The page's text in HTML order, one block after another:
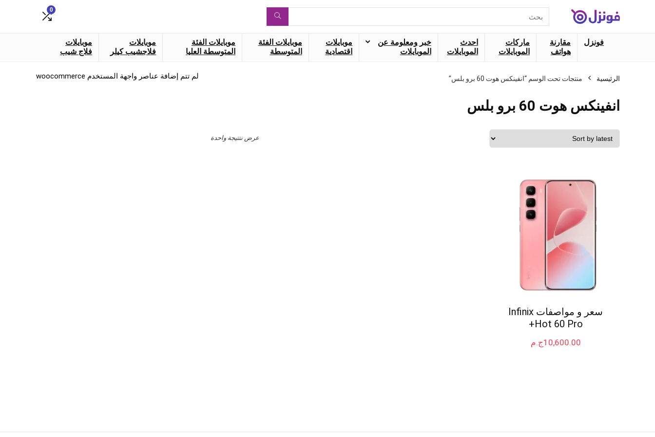
عن:
0
فونزل
مقارنة
هواتف
ماركات
الموبايلات
احدث
الموبايلات
خبر ومعلومة عن
الموبايلات
موبايلات
اقتصادية
موبايلات الفئة
المتوسطة
موبايلات الفئة
المتوسطة العليا
موبايلات
فلاجشيب كيلر
موبايلات
فلاج شيب
الرئيسية منتجات تحت الوسم “انفينكس هوت 60 برو بلس”
انفينكس هوت 60 برو بلس
عرض نتتيجة واحدة
سعر و مواصفات Infinix
Hot 60 Pro+
ج.م10,600.00
لم تتم إضافة عناصر واجهة المستخدم woocommerce